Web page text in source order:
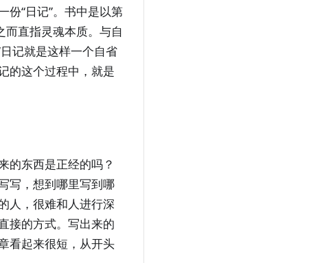
份“日记”。书中是以第
而直指灵魂本质。与自
记就是这样一个自省
的这个过程中，就是
的东西是正经的吗？
写，想到哪里写到哪
人，很难和人进行深
接的方式。写出来的
看起来很短，从开头